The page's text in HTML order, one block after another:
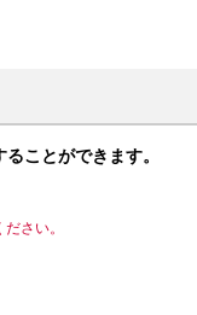
ことができます。
さい。